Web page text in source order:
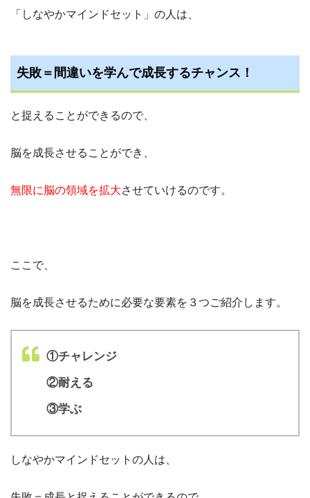
「しなやかマインドセット」の人は、
失敗＝間違いを学んで成長するチャンス！
と捉えることができるので、
脳を成長させることができ、
無限に脳の領域を拡大させていけるのです。
ここで、
脳を成長させるために必要な要素を３つご紹介します。
①チャレンジ
②耐える
③学ぶ
しなやかマインドセットの人は、